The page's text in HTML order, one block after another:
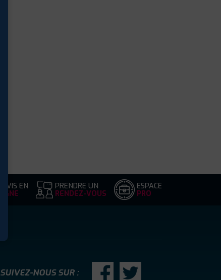
DEVIS EN
LIGNE
PRENDRE UN
RENDEZ-VOUS
ESPACE
PRO
SUIVEZ-NOUS SUR :